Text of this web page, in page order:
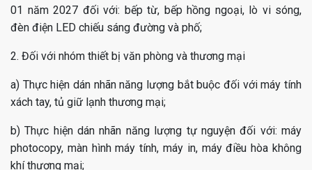
01 năm 2027 đối với: bếp từ, bếp hồng ngoại, lò vi sóng,
đèn điện LED chiếu sáng đường và phố;
2. Đối với nhóm thiết bị văn phòng và thương mại
a) Thực hiện dán nhãn năng lượng bắt buộc đối với máy tính
xách tay, tủ giữ lạnh thương mại;
b) Thực hiện dán nhãn năng lượng tự nguyện đối với: máy
photocopy, màn hình máy tính, máy in, máy điều hòa không
khí thương mại;